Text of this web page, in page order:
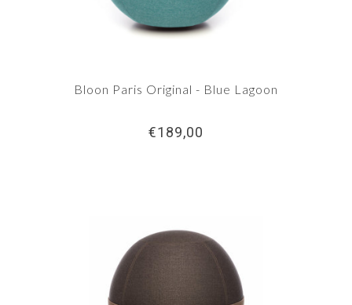
Bloon Paris Original - Blue Lagoon
€189,00